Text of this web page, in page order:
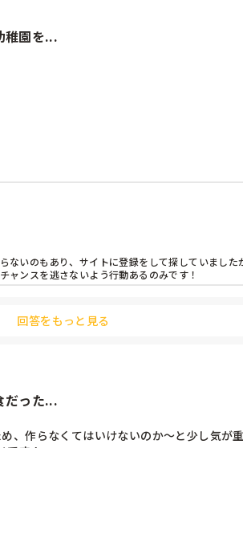
稚園を...
人募集を見つけ、応募したところ園長先生に
りたくなくて…申し訳ない」と断られてし
したかったため諦めきれない気持ちがあり
せるのは無理だと思いますか？？
た。「なんで転職サイトに登録しちゃっ
いのもあり、サイトに登録をして探していまし
ャンスを逃さないよう行動あるのみです！
回答をもっと見る
だった...
、作らなくてはいけないのか〜と少し気が
す！